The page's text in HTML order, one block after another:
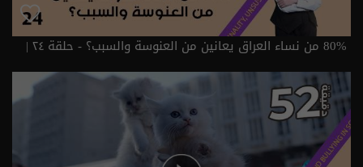
80% من نساء العراق يعانين من العنوسة والسبب؟ - حلقة ٢٤ |
الموسم 6